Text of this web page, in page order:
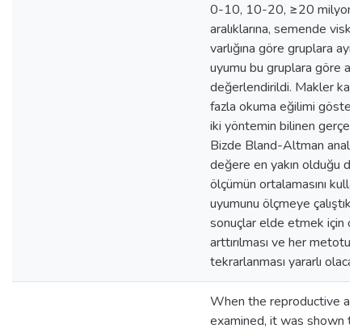
0-10, 10-20, ≥20 milyon/
aralıklarına, semende
varlığına göre gruplara
uyumu bu gruplara göre
değerlendirildi. Makler
fazla okuma eğilimi
iki yöntemin bilinen gerçek
Bizde Bland-Altman
değere en yakın olduğu
ölçümün ortalamasını
uyumunu ölçmeye çalıştık.
sonuçlar elde etmek için
arttırılması ve her
tekrarlanması yararlı
When the reproductive
examined, it was shown